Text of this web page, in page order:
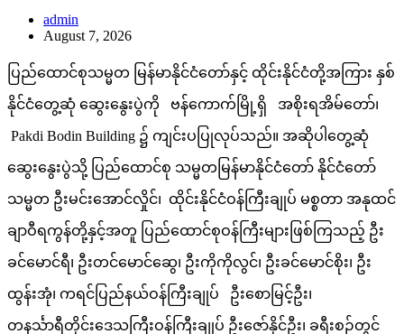
admin
August 7, 2026
ပြည်ထောင်စုသမ္မတ မြန်မာနိုင်ငံတော်နှင့် ထိုင်းနိုင်ငံတို့အကြား နှစ်
နိုင်ငံတွေ့ဆုံ ဆွေးနွေးပွဲကို ဗန်ကောက်မြို့ရှိ အစိုးရအိမ်တော်၊
Pakdi Bodin Building ၌ ကျင်းပပြုလုပ်သည်။ အဆိုပါတွေ့ဆုံ
ဆွေးနွေးပွဲသို့ ပြည်ထောင်စု သမ္မတမြန်မာနိုင်ငံတော် နိုင်ငံတော်
သမ္မတ ဦးမင်းအောင်လှိုင်၊ ထိုင်းနိုင်ငံဝန်ကြီးချုပ် မစ္စတာ အနုထင်
ချာဝီရကွန်တို့နှင့်အတူ ပြည်ထောင်စုဝန်ကြီးများဖြစ်ကြသည့် ဦး
ခင်မောင်ရီ၊ ဦးတင်မောင်ဆွေ၊ ဦးကိုကိုလွင်၊ ဦးခင်မောင်စိုး၊ ဦး
ထွန်းအုံ၊ ကရင်ပြည်နယ်ဝန်ကြီးချုပ် ဦးစောမြင့်ဦး၊
တနင်္သာရီတိုင်းဒေသကြီးဝန်ကြီးချုပ် ဦးဇော်နိုင်ဦး၊ ခရီးစဉ်တွင်